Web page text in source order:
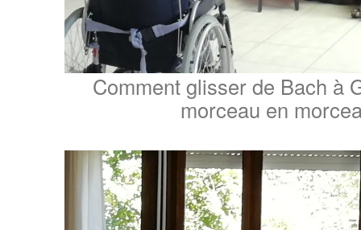
Comment glisser de Bach à
morceau en